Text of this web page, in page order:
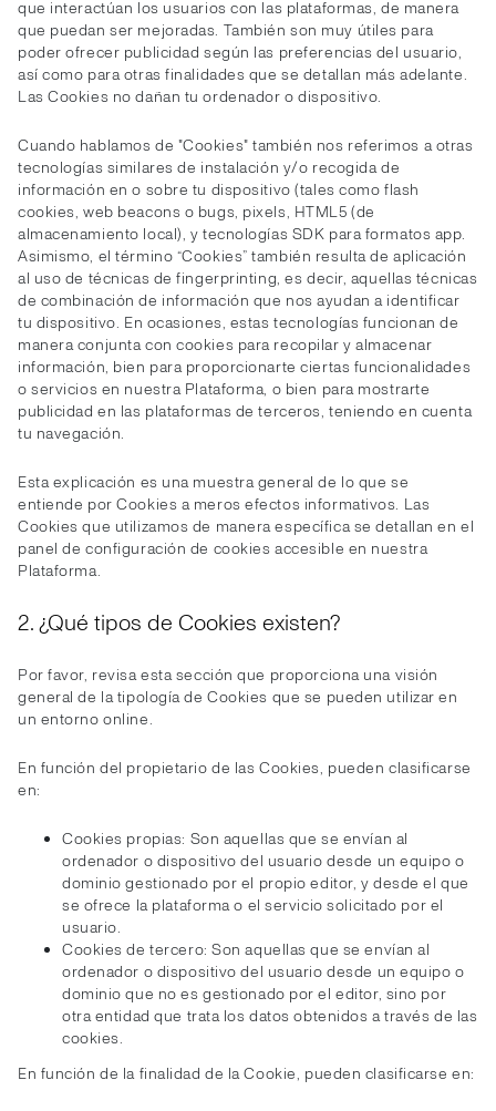
que interactúan los usuarios con las plataformas, de manera
que puedan ser mejoradas. También son muy útiles para
poder ofrecer publicidad según las preferencias del usuario,
así como para otras finalidades que se detallan más adelante.
Las Cookies no dañan tu ordenador o dispositivo.
Cuando hablamos de "Cookies" también nos referimos a otras
tecnologías similares de instalación y/o recogida de
información en o sobre tu dispositivo (tales como flash
cookies, web beacons o bugs, pixels, HTML5 (de
almacenamiento local), y tecnologías SDK para formatos app.
Asimismo, el término “Cookies” también resulta de aplicación
al uso de técnicas de fingerprinting, es decir, aquellas técnicas
de combinación de información que nos ayudan a identificar
tu dispositivo. En ocasiones, estas tecnologías funcionan de
manera conjunta con cookies para recopilar y almacenar
información, bien para proporcionarte ciertas funcionalidades
o servicios en nuestra Plataforma, o bien para mostrarte
publicidad en las plataformas de terceros, teniendo en cuenta
tu navegación.
Esta explicación es una muestra general de lo que se
entiende por Cookies a meros efectos informativos. Las
Cookies que utilizamos de manera específica se detallan en el
panel de configuración de cookies accesible en nuestra
Plataforma.
2. ¿Qué tipos de Cookies existen?
Por favor, revisa esta sección que proporciona una visión
general de la tipología de Cookies que se pueden utilizar en
un entorno online.
En función del propietario de las Cookies, pueden clasificarse
en:
Cookies propias: Son aquellas que se envían al
ordenador o dispositivo del usuario desde un equipo o
dominio gestionado por el propio editor, y desde el que
se ofrece la plataforma o el servicio solicitado por el
usuario.
Cookies de tercero: Son aquellas que se envían al
ordenador o dispositivo del usuario desde un equipo o
dominio que no es gestionado por el editor, sino por
otra entidad que trata los datos obtenidos a través de las
cookies.
En función de la finalidad de la Cookie, pueden clasificarse en: